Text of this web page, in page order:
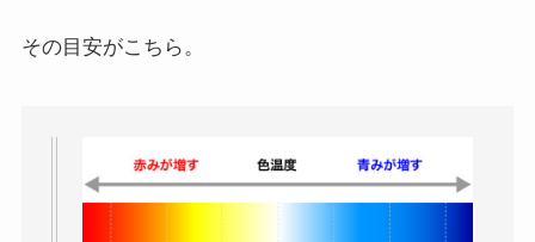
その目安がこちら。